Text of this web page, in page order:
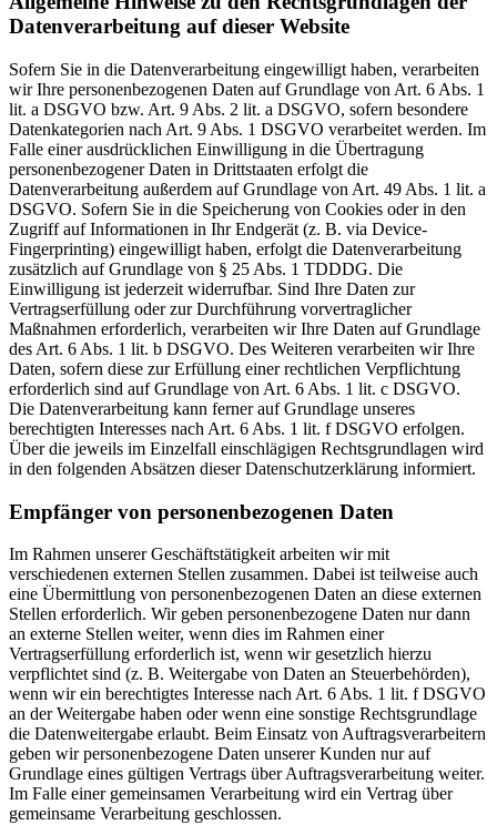
Datenverarbeitung auf dieser Website
Sofern Sie in die Datenverarbeitung eingewilligt haben, verarbeiten
wir Ihre personenbezogenen Daten auf Grundlage von Art. 6 Abs. 1
lit. a DSGVO bzw. Art. 9 Abs. 2 lit. a DSGVO, sofern besondere
Datenkategorien nach Art. 9 Abs. 1 DSGVO verarbeitet werden. Im
Falle einer ausdrücklichen Einwilligung in die Übertragung
personenbezogener Daten in Drittstaaten erfolgt die
Datenverarbeitung außerdem auf Grundlage von Art. 49 Abs. 1 lit. a
DSGVO. Sofern Sie in die Speicherung von Cookies oder in den
Zugriff auf Informationen in Ihr Endgerät (z. B. via Device-
Fingerprinting) eingewilligt haben, erfolgt die Datenverarbeitung
zusätzlich auf Grundlage von § 25 Abs. 1 TDDDG. Die
Einwilligung ist jederzeit widerrufbar. Sind Ihre Daten zur
Vertragserfüllung oder zur Durchführung vorvertraglicher
Maßnahmen erforderlich, verarbeiten wir Ihre Daten auf Grundlage
des Art. 6 Abs. 1 lit. b DSGVO. Des Weiteren verarbeiten wir Ihre
Daten, sofern diese zur Erfüllung einer rechtlichen Verpflichtung
erforderlich sind auf Grundlage von Art. 6 Abs. 1 lit. c DSGVO.
Die Datenverarbeitung kann ferner auf Grundlage unseres
berechtigten Interesses nach Art. 6 Abs. 1 lit. f DSGVO erfolgen.
Über die jeweils im Einzelfall einschlägigen Rechtsgrundlagen wird
in den folgenden Absätzen dieser Datenschutzerklärung informiert.
Empfänger von personenbezogenen Daten
Im Rahmen unserer Geschäftstätigkeit arbeiten wir mit
verschiedenen externen Stellen zusammen. Dabei ist teilweise auch
eine Übermittlung von personenbezogenen Daten an diese externen
Stellen erforderlich. Wir geben personenbezogene Daten nur dann
an externe Stellen weiter, wenn dies im Rahmen einer
Vertragserfüllung erforderlich ist, wenn wir gesetzlich hierzu
verpflichtet sind (z. B. Weitergabe von Daten an Steuerbehörden),
wenn wir ein berechtigtes Interesse nach Art. 6 Abs. 1 lit. f DSGVO
an der Weitergabe haben oder wenn eine sonstige Rechtsgrundlage
die Datenweitergabe erlaubt. Beim Einsatz von Auftragsverarbeitern
geben wir personenbezogene Daten unserer Kunden nur auf
Grundlage eines gültigen Vertrags über Auftragsverarbeitung weiter.
Im Falle einer gemeinsamen Verarbeitung wird ein Vertrag über
gemeinsame Verarbeitung geschlossen.